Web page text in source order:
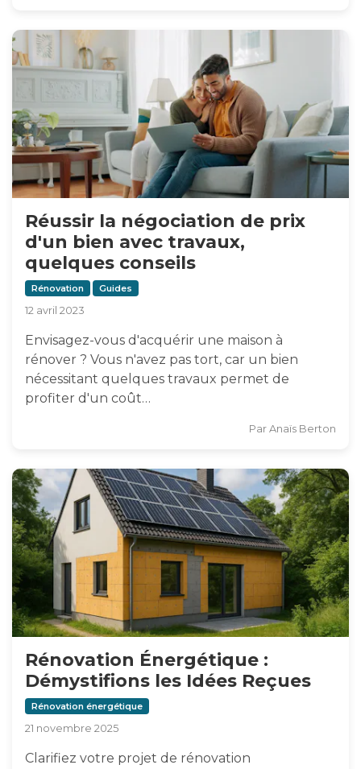
Réussir la négociation de prix
d'un bien avec travaux,
quelques conseils
Rénovation Guides
12 avril 2023
Envisagez-vous d'acquérir une maison à
rénover ? Vous n'avez pas tort, car un bien
nécessitant quelques travaux permet de
profiter d'un coût…
Par Anaïs Berton
Rénovation Énergétique :
Démystifions les Idées Reçues
Rénovation énergétique
21 novembre 2025
Clarifiez votre projet de rénovation